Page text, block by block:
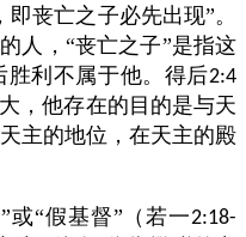
丧亡之子必先出现”。
人，“丧亡之子”是指这
利不属于他。得后2:4
，他存在的目的是与天
主的地位，在天主的殿
或“假基督”（若一2:18-